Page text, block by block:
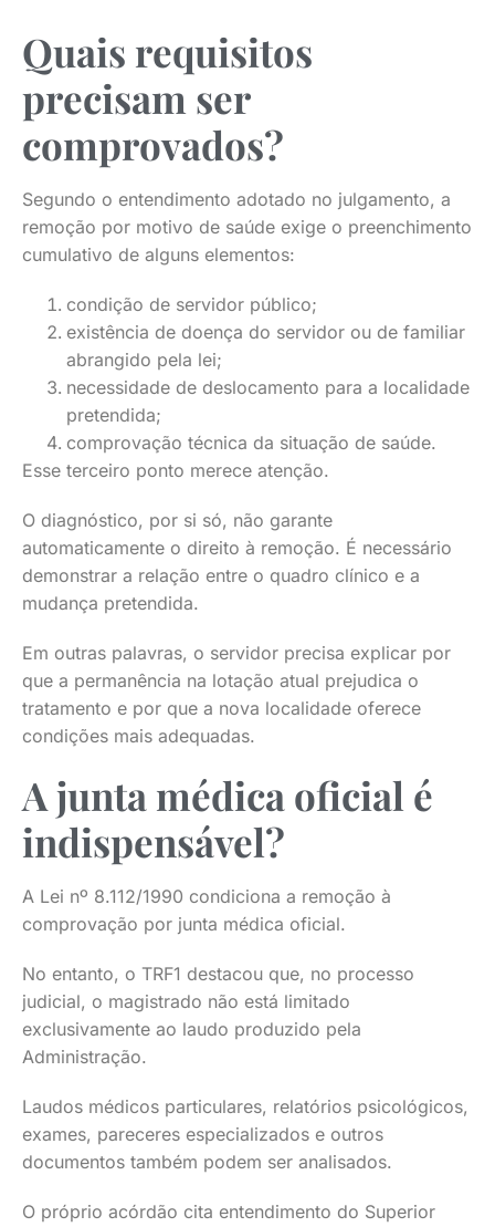
Quais requisitos
precisam ser
comprovados?
Segundo o entendimento adotado no julgamento, a
remoção por motivo de saúde exige o preenchimento
cumulativo de alguns elementos:
condição de servidor público;
existência de doença do servidor ou de familiar
abrangido pela lei;
necessidade de deslocamento para a localidade
pretendida;
comprovação técnica da situação de saúde.
Esse terceiro ponto merece atenção.
O diagnóstico, por si só, não garante
automaticamente o direito à remoção. É necessário
demonstrar a relação entre o quadro clínico e a
mudança pretendida.
Em outras palavras, o servidor precisa explicar por
que a permanência na lotação atual prejudica o
tratamento e por que a nova localidade oferece
condições mais adequadas.
A junta médica oficial é
indispensável?
A Lei nº 8.112/1990 condiciona a remoção à
comprovação por junta médica oficial.
No entanto, o TRF1 destacou que, no processo
judicial, o magistrado não está limitado
exclusivamente ao laudo produzido pela
Administração.
Laudos médicos particulares, relatórios psicológicos,
exames, pareceres especializados e outros
documentos também podem ser analisados.
O próprio acórdão cita entendimento do Superior